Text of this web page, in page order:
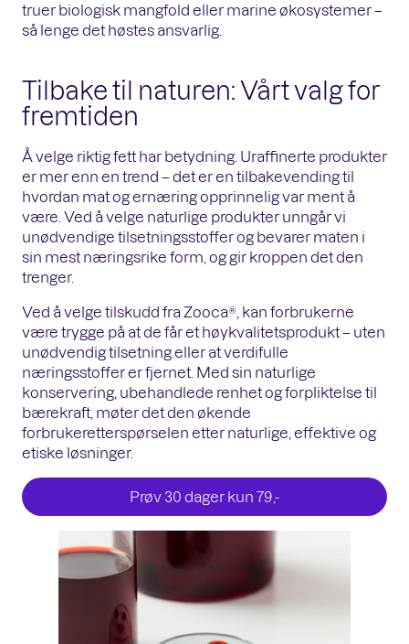
truer biologisk mangfold eller marine økosystemer –
så lenge det høstes ansvarlig.
Tilbake til naturen: Vårt valg for
fremtiden
Å velge riktig fett har betydning. Uraffinerte produkter
er mer enn en trend – det er en tilbakevending til
hvordan mat og ernæring opprinnelig var ment å
være. Ved å velge naturlige produkter unngår vi
unødvendige tilsetningsstoffer og bevarer maten i
sin mest næringsrike form, og gir kroppen det den
trenger.
Ved å velge tilskudd fra Zooca®, kan forbrukerne
være trygge på at de får et høykvalitetsprodukt – uten
unødvendig tilsetning eller at verdifulle
næringsstoffer er fjernet. Med sin naturlige
konservering, ubehandlede renhet og forpliktelse til
bærekraft, møter det den økende
forbrukeretterspørselen etter naturlige, effektive og
etiske løsninger.
Prøv 30 dager kun 79,-